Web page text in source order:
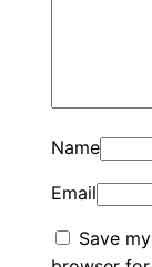
Name
Email
Save